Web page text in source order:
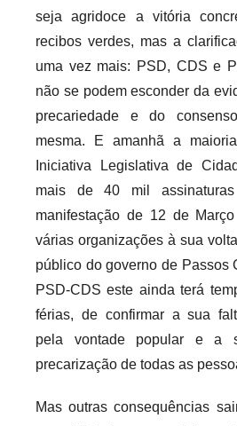
v
e
i
s
seja agridoce a vitória
recibos verdes, mas a
uma vez mais: PSD, CDS e
não se podem esconder da
precariedade e do
mesma. E amanhã a
Iniciativa Legislativa de
mais de 40 mil
manifestação de 12 de
várias organizações à sua
público do governo de Passos
PSD-CDS este ainda terá
férias, de confirmar a sua
pela vontade popular e a
precarização de todas as
Mas outras consequências